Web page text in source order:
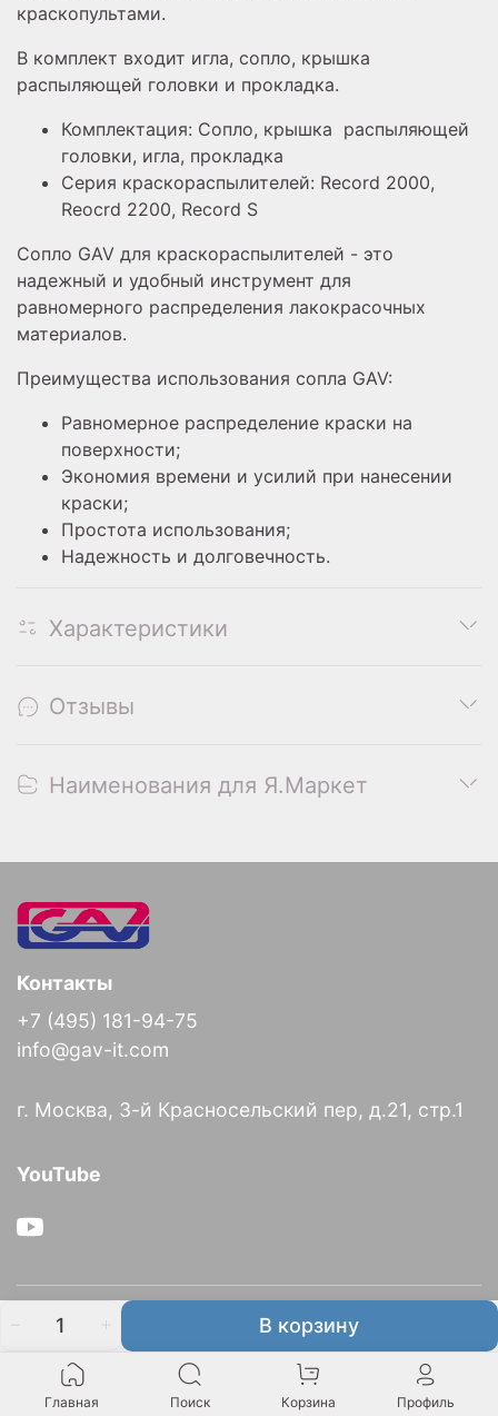
В корзину
краскопультами.
В комплект входит игла, сопло, крышка
распыляющей головки и прокладка.
Комплектация: Сопло, крышка распыляющей
головки, игла, прокладка
Серия краскораспылителей: Record 2000,
Reocrd 2200, Record S
Сопло GAV для краскораспылителей - это
надежный и удобный инструмент для
равномерного распределения лакокрасочных
материалов.
Преимущества использования сопла GAV:
Равномерное распределение краски на
поверхности;
Экономия времени и усилий при нанесении
краски;
Простота использования;
Надежность и долговечность.
Характеристики
Отзывы
Наименования для Я.Маркет
О компании
Информация
Контакты
+7 (495) 181-94-75
info@gav-it.com
г. Москва, 3-й Красносельский пер, д.21, стр.1
YouTube
Главная Поиск Корзина Профиль